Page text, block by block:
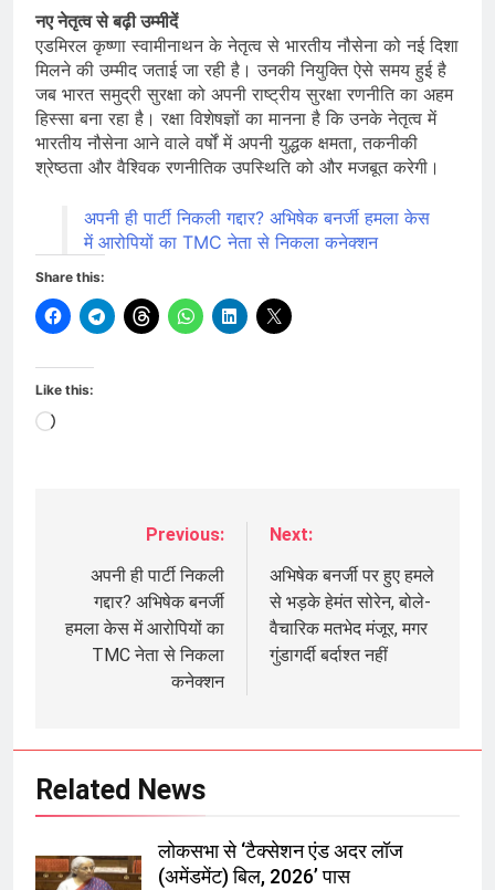
नए नेतृत्व से बढ़ी उम्मीदें
एडमिरल कृष्णा स्वामीनाथन के नेतृत्व से भारतीय नौसेना को नई दिशा
मिलने की उम्मीद जताई जा रही है। उनकी नियुक्ति ऐसे समय हुई है
जब भारत समुद्री सुरक्षा को अपनी राष्ट्रीय सुरक्षा रणनीति का अहम
हिस्सा बना रहा है। रक्षा विशेषज्ञों का मानना है कि उनके नेतृत्व में
भारतीय नौसेना आने वाले वर्षों में अपनी युद्धक क्षमता, तकनीकी
श्रेष्ठता और वैश्विक रणनीतिक उपस्थिति को और मजबूत करेगी।
अपनी ही पार्टी निकली गद्दार? अभिषेक बनर्जी हमला केस
में आरोपियों का TMC नेता से निकला कनेक्शन
Share this:
Like this:
Loading…
navigation
Previous:
अपनी ही पार्टी निकली
गद्दार? अभिषेक बनर्जी
हमला केस में आरोपियों का
TMC नेता से निकला
कनेक्शन
Next:
अभिषेक बनर्जी पर हुए हमले
से भड़के हेमंत सोरेन, बोले-
वैचारिक मतभेद मंजूर, मगर
गुंडागर्दी बर्दाश्त नहीं
Related News
लोकसभा से ‘टैक्सेशन एंड अदर लॉज
(अमेंडमेंट) बिल, 2026’ पास